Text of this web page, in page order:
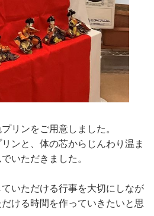
リンをご用意しました。
ンと、体の芯からじんわり温ま
いただきました。
いただける行事を大切にしなが
ける時間を作っていきたいと思